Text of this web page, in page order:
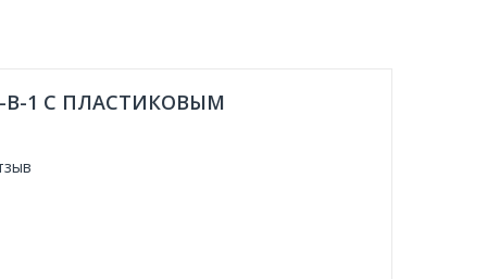
2-В-1 С ПЛАСТИКОВЫМ